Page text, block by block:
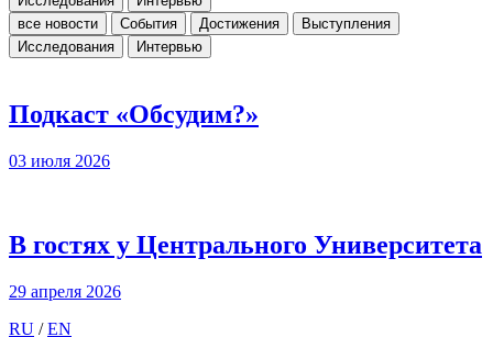
все новости
События Достижения
Выступления
Исследования
Интервью
Подкаст «Обсудим?»
03 июля 2026
В гостях у Центрального Университета
29 апреля 2026
RU / EN